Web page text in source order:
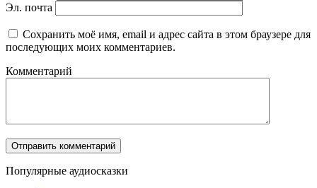
Эл. почта
Сохранить моё имя, email и адрес сайта в этом браузере для
последующих моих комментариев.
Комментарий
Популярные аудиосказки